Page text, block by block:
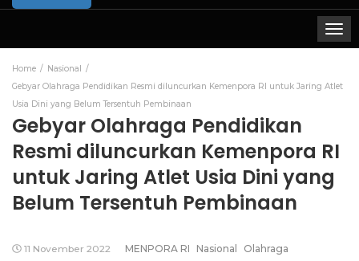
Home
Nasional
Gebyar Olahraga Pendidikan Resmi diluncurkan Kemenpora RI untuk Jaring Atlet
Usia Dini yang Belum Tersentuh Pembinaan
Gebyar Olahraga Pendidikan
Resmi diluncurkan Kemenpora RI
untuk Jaring Atlet Usia Dini yang
Belum Tersentuh Pembinaan
11 November 2022 MENPORA RI Nasional Olahraga